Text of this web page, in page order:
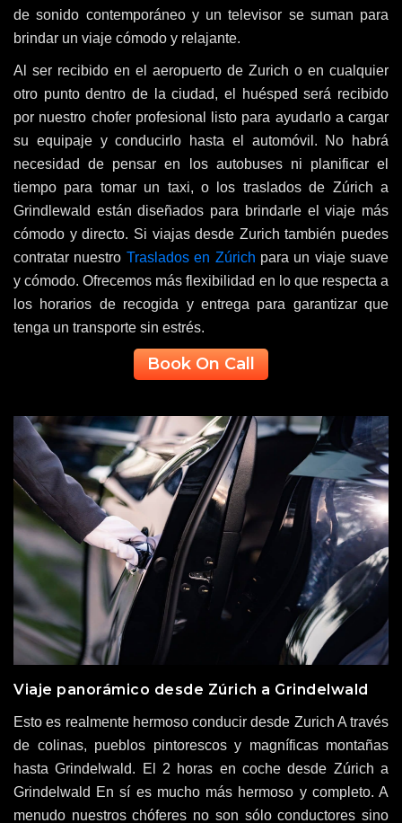
de sonido contemporáneo y un televisor se suman para
brindar un viaje cómodo y relajante.
Al ser recibido en el aeropuerto de Zurich o en cualquier
otro punto dentro de la ciudad, el huésped será recibido
por nuestro chofer profesional listo para ayudarlo a cargar
su equipaje y conducirlo hasta el automóvil. No habrá
necesidad de pensar en los autobuses ni planificar el
tiempo para tomar un taxi, o los traslados de Zúrich a
Grindlewald están diseñados para brindarle el viaje más
cómodo y directo. Si viajas desde Zurich también puedes
contratar nuestro Traslados en Zúrich para un viaje suave
y cómodo. Ofrecemos más flexibilidad en lo que respecta a
los horarios de recogida y entrega para garantizar que
tenga un transporte sin estrés.
Book On Call
Viaje panorámico desde Zúrich a Grindelwald
Esto es realmente hermoso conducir desde Zurich A través
de colinas, pueblos pintorescos y magníficas montañas
hasta Grindelwald. El 2 horas en coche desde Zúrich a
Grindelwald En sí es mucho más hermoso y completo. A
menudo nuestros chóferes no son sólo conductores sino